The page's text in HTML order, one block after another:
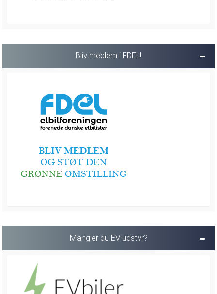
Bliv medlem i FDEL!
Mangler du EV udstyr?